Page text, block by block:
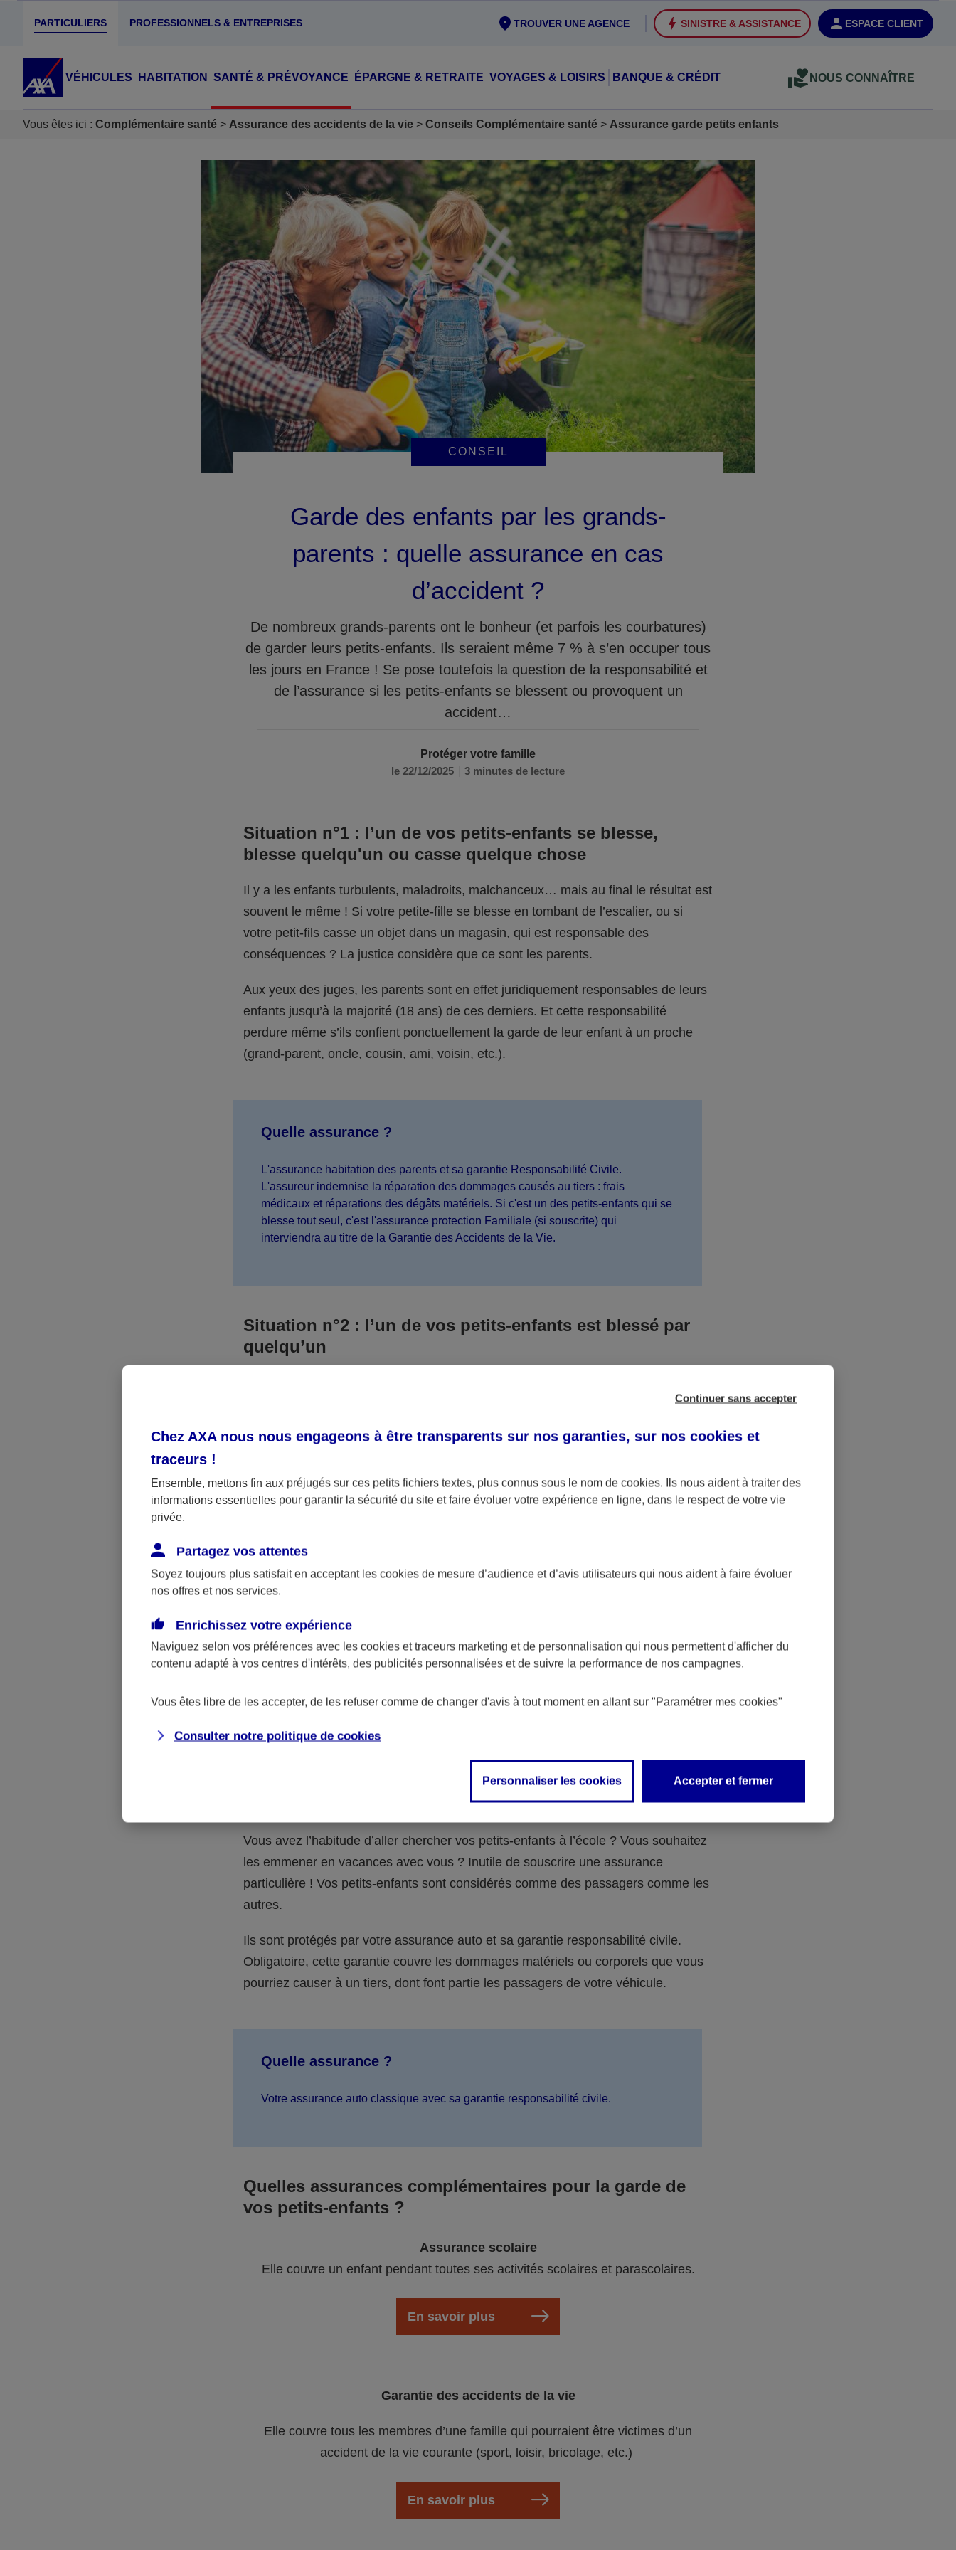
PARTICULIERS PROFESSIONNELS & ENTREPRISES ESPACE CLIENT
SINISTRE & ASSISTANCE
TROUVER UNE AGENCE
VÉHICULES HABITATION SANTÉ & PRÉVOYANCE ÉPARGNE & RETRAITE VOYAGES & LOISIRS BANQUE & CRÉDIT NOUS CONNAÎTRE
Vous êtes ici : Complémentaire santé Assurance des accidents de la vie Conseils Complémentaire santé Assurance garde petits enfants
CONSEIL
Protéger votre famille
le 22/12/2025
3 minutes de lecture
Garde des enfants par les grands-
parents : quelle assurance en cas
d’accident ?
De nombreux grands-parents ont le bonheur (et parfois les courbatures)
de garder leurs petits-enfants. Ils seraient même 7 % à s’en occuper tous
les jours en France ! Se pose toutefois la question de la responsabilité et
de l’assurance si les petits-enfants se blessent ou provoquent un
accident…
Situation n°1 : l’un de vos petits-enfants se blesse,
blesse quelqu'un ou casse quelque chose
Il y a les enfants turbulents, maladroits, malchanceux… mais au final le résultat est
souvent le même ! Si votre petite-fille se blesse en tombant de l’escalier, ou si
votre petit-fils casse un objet dans un magasin, qui est responsable des
conséquences ? La justice considère que ce sont les parents.
Aux yeux des juges, les parents sont en effet juridiquement responsables de leurs
enfants jusqu’à la majorité (18 ans) de ces derniers. Et cette responsabilité
perdure même s’ils confient ponctuellement la garde de leur enfant à un proche
(grand-parent, oncle, cousin, ami, voisin, etc.).
Quelle assurance ?
L'assurance habitation des parents et sa garantie Responsabilité Civile.
L'assureur indemnise la réparation des dommages causés au tiers : frais
médicaux et réparations des dégâts matériels. Si c'est un des petits-enfants qui se
blesse tout seul, c'est l'assurance protection Familiale (si souscrite) qui
interviendra au titre de la Garantie des Accidents de la Vie.
Situation n°2 : l’un de vos petits-enfants est blessé par
quelqu’un
responsable. Aux yeux de la justice, le responsable est la personne ayant entrainé
médicaux et éventuelles indemnisations en guise de dommage.
Néanmoins, si aucun responsable n’a été désigné ou retrouvé pour l’accident dont
a été victime votre petit-fils ou petite-fille, seule une assurance spécifique
fonctionner.
Quelle assurance ?
La responsabilité civile de la personne désignée comme responsable de
accidents de la vie) que vous auriez souscrite pour votre famille.
Situation n°3 : vous avez un accident de voiture avec vos
Vous avez l’habitude d’aller chercher vos petits-enfants à l’école ? Vous souhaitez
les emmener en vacances avec vous ? Inutile de souscrire une assurance
particulière ! Vos petits-enfants sont considérés comme des passagers comme les
autres.
Ils sont protégés par votre assurance auto et sa garantie responsabilité civile.
Obligatoire, cette garantie couvre les dommages matériels ou corporels que vous
pourriez causer à un tiers, dont font partie les passagers de votre véhicule.
Quelle assurance ?
Votre assurance auto classique avec sa garantie responsabilité civile.
Quelles assurances complémentaires pour la garde de
vos petits-enfants ?
Assurance scolaire
Elle couvre un enfant pendant toutes ses activités scolaires et parascolaires.
En savoir plus
Garantie des accidents de la vie
Elle couvre tous les membres d’une famille qui pourraient être victimes d’un
accident de la vie courante (sport, loisir, bricolage, etc.)
En savoir plus
Continuer sans accepter
Chez AXA nous nous engageons à être transparents sur nos garanties, sur nos cookies et
traceurs !
Ensemble, mettons fin aux préjugés sur ces petits fichiers textes, plus connus sous le nom de cookies. Ils nous aident à traiter des
informations essentielles pour garantir la sécurité du site et faire évoluer votre expérience en ligne, dans le respect de votre vie
privée.
Partagez vos attentes
Soyez toujours plus satisfait en acceptant les cookies de mesure d’audience et d’avis utilisateurs qui nous aident à faire évoluer
nos offres et nos services.
Enrichissez votre expérience
Naviguez selon vos préférences avec les cookies et traceurs marketing et de personnalisation qui nous permettent d'afficher du
contenu adapté à vos centres d'intérêts, des publicités personnalisées et de suivre la performance de nos campagnes.
Vous êtes libre de les accepter, de les refuser comme de changer d'avis à tout moment en allant sur "Paramétrer mes cookies"
Consulter notre politique de cookies
Personnaliser les cookies Accepter et fermer